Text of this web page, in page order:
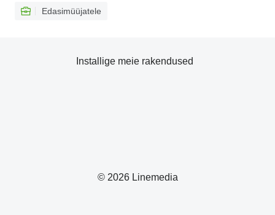
Edasimüüjatele
© 2026 Linemedia
Installige meie rakendused